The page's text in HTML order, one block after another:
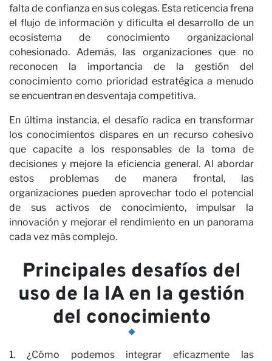
falta de confianza en sus colegas. Esta reticencia frena
el flujo de información y dificulta el desarrollo de un
ecosistema de conocimiento organizacional
cohesionado. Además, las organizaciones que no
reconocen la importancia de la gestión del
conocimiento como prioridad estratégica a menudo
se encuentran en desventaja competitiva.
En última instancia, el desafío radica en transformar
los conocimientos dispares en un recurso cohesivo
que capacite a los responsables de la toma de
decisiones y mejore la eficiencia general. Al abordar
estos problemas de manera frontal, las
organizaciones pueden aprovechar todo el potencial
de sus activos de conocimiento, impulsar la
innovación y mejorar el rendimiento en un panorama
cada vez más complejo.
Principales desafíos del
uso de la IA en la gestión
del conocimiento
1. ¿Cómo podemos integrar eficazmente las